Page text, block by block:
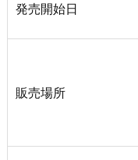
発売開始日
販売場所